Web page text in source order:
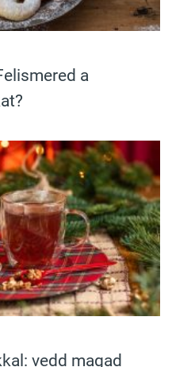
a
vedd magad